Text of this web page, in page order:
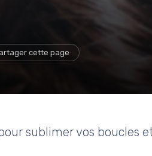
cette page
sublimer vos boucles